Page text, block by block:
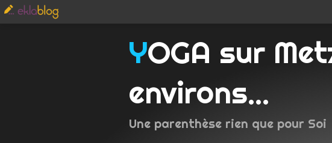
YOGA sur Metz et
environs...
Une parenthèse rien que pour Soi